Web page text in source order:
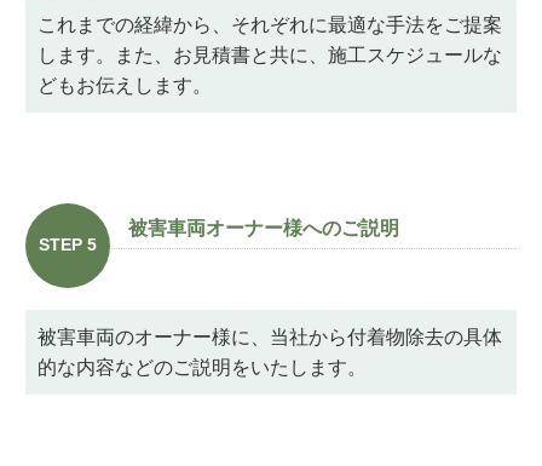
これまでの経緯から、それぞれに最適な手法をご提案
します。また、お見積書と共に、施工スケジュールな
どもお伝えします。
STEP 5
被害車両オーナー様へのご説明
被害車両のオーナー様に、当社から付着物除去の具体
的な内容などのご説明をいたします。